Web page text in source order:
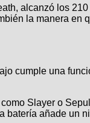
alcanzó los
la manera en
cumple una
Slayer o
batería añade un